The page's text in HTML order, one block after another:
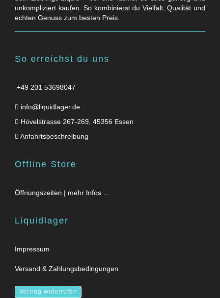
unkompliziert kaufen. So kombinierst du Vielfalt, Qualität und
echten Genuss zum besten Preis.
So erreichst du uns
+49 201 53698047
info@liquidlager.de
Hövelstrasse 267-269, 45356 Essen
Anfahrtsbeschreibung
Offline Store
Öffnungszeiten | mehr Infos …
Liquidlager
Impressum
Versand & Zahlungsbedingungen
Vertrag widerrufen